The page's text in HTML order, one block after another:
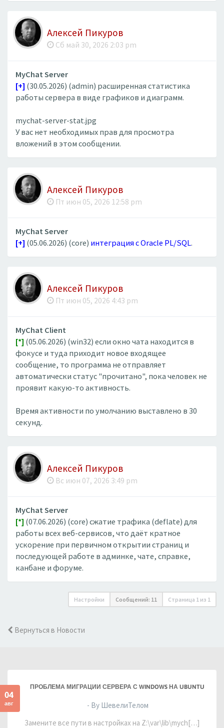
Алексей Пикуров
Сб май 30, 2026 2:03 pm
MyChat Server
[+] (30.05.2026) (admin) расширенная статистика
работы сервера в виде графиков и диаграмм.
mychat-server-stat.jpg
У вас нет необходимых прав для просмотра
вложений в этом сообщении.
Алексей Пикуров
Пт июн 05, 2026 12:58 pm
MyChat Server
[+] (05.06.2026) (core) интеграция с Oracle PL/SQL.
Алексей Пикуров
Пт июн 05, 2026 4:43 pm
MyChat Client
[*] (05.06.2026) (win32) если окно чата находится в
фокусе и туда приходит новое входящее
сообщение, то программа не отправляет
автоматически статус "прочитано", пока человек не
проявит какую-то активность.
Время активности по умолчанию выставлено в 30
секунд.
Алексей Пикуров
Вс июн 07, 2026 3:49 pm
MyChat Server
[*] (07.06.2026) (core) сжатие трафика (deflate) для
работы всех веб-сервисов, что даёт кратное
ускорение при первичном открытии страниц и
последующей работе в админке, чате, справке,
канбане и форуме.
Настройки Сообщений: 11 Страница 1 из 1
Вернуться в Новости
04
авг
ПРОБЛЕМА МИГРАЦИИ СЕРВЕРА С WINDOWS НА UBUNTU
- By ШевелиТелом
Замените все пути в настройках на Z:\var\lib\mych[…]